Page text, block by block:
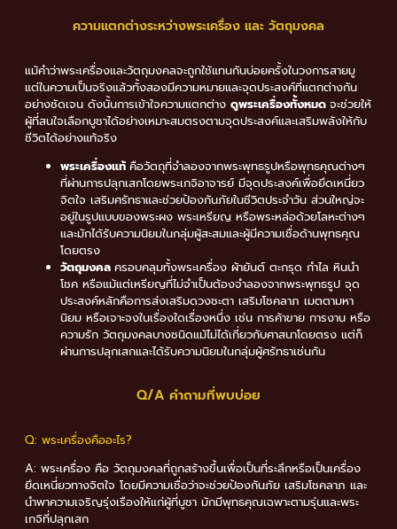
ความแตกต่างระหว่างพระเครื่อง และ วัตถุมงคล
แม้คำว่าพระเครื่องและวัตถุมงคลจะถูกใช้แทนกันบ่อยครั้งในวงการสายมู
แต่ในความเป็นจริงแล้วทั้งสองมีความหมายและจุดประสงค์ที่แตกต่างกัน
อย่างชัดเจน ดังนั้นการเข้าใจความแตกต่าง ดูพระเครื่องทั้งหมด จะช่วยให้
ผู้ที่สนใจเลือกบูชาได้อย่างเหมาะสมตรงตามจุดประสงค์และเสริมพลังให้กับ
ชีวิตได้อย่างแท้จริง
พระเครื่องแท้ คือวัตถุที่จำลองจากพระพุทธรูปหรือพุทธคุณต่างๆ
ที่ผ่านการปลุกเสกโดยพระเกจิอาจารย์ มีจุดประสงค์เพื่อยึดเหนี่ยว
จิตใจ เสริมศรัทธาและช่วยป้องกันภัยในชีวิตประจำวัน ส่วนใหญ่จะ
อยู่ในรูปแบบของพระผง พระเหรียญ หรือพระหล่อด้วยโลหะต่างๆ
และมักได้รับความนิยมในกลุ่มผู้สะสมและผู้มีความเชื่อด้านพุทธคุณ
โดยตรง
วัตถุมงคล ครอบคลุมทั้งพระเครื่อง ผ้ายันต์ ตะกรุด กำไล หินนำ
โชค หรือแม้แต่เหรียญที่ไม่จำเป็นต้องจำลองจากพระพุทธรูป จุด
ประสงค์หลักคือการส่งเสริมดวงชะตา เสริมโชคลาภ เมตตามหา
นิยม หรือเจาะจงในเรื่องใดเรื่องหนึ่ง เช่น การค้าขาย การงาน หรือ
ความรัก วัตถุมงคลบางชนิดแม้ไม่ได้เกี่ยวกับศาสนาโดยตรง แต่ก็
ผ่านการปลุกเสกและได้รับความนิยมในกลุ่มผู้ศรัทธาเช่นกัน
Q/A คำถามที่พบบ่อย
Q: พระเครื่องคืออะไร?
A: พระเครื่อง คือ วัตถุมงคลที่ถูกสร้างขึ้นเพื่อเป็นที่ระลึกหรือเป็นเครื่อง
ยึดเหนี่ยวทางจิตใจ โดยมีความเชื่อว่าจะช่วยป้องกันภัย เสริมโชคลาภ และ
นำพาความเจริญรุ่งเรืองให้แก่ผู้ที่บูชา มักมีพุทธคุณเฉพาะตามรุ่นและพระ
เกจิที่ปลุกเสก